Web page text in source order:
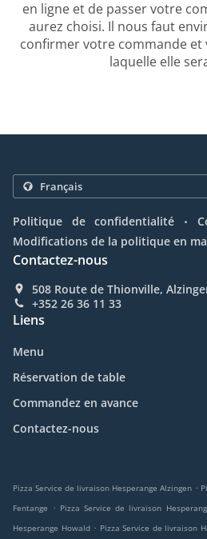
en ligne et de passer votre
aurez choisi. Il nous faut
confirmer votre commande et
laquelle elle
Politique de confidentialité .
Modifications de la politique en
Contactez-nous
508 Route de Thionville,
+352 26 36 11 33
Liens
Menu
Réservation de table
Commandez en avance
Contactez-nous
Pizza Service de livraison Hesperange Alzingen .
Fentange
. Pizza Service de livraison
Hesperange Howald . Pizza Service de livraison